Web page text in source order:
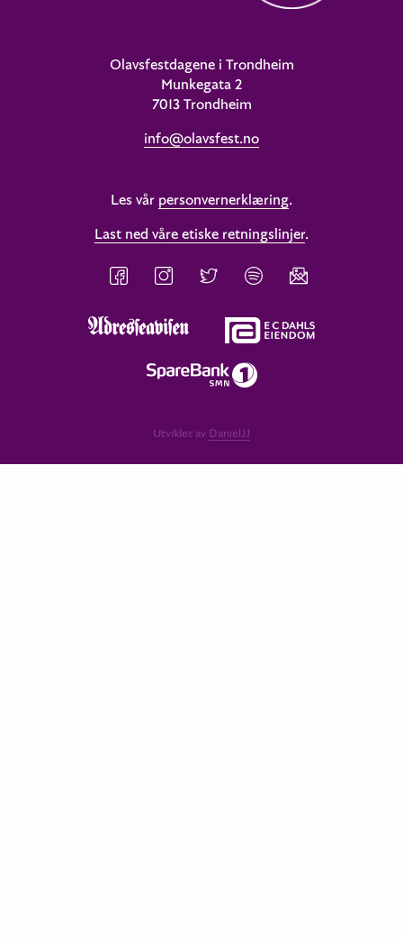
Olavsfestdagene i Trondheim
Munkegata 2
7013 Trondheim
info@olavsfest.no
Les vår personvernerklæring.
Last ned våre etiske retningslinjer.
Utviklet av DanielJJ